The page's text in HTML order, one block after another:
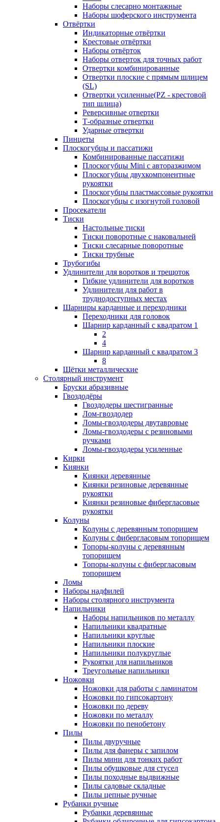
Наборы слесарно монтажные
Наборы шоферского инструмента
Отвёртки
Индикаторные отвёртки
Крестовые отвёртки
Наборы отвёрток
Наборы отверток для точных работ
Отвертки комбинированные
Отвертки плоские с прямым шлицем
(SL)
Отвертки усиленные(PZ - крестовой
тип шлица)
Реверсивные отвертки
Т-образные отвертки
Ударные отвертки
Пинцеты
Плоскогубцы и пассатижи
Комбинированные пассатижи
Плоскогубцы Mini с авторазжимом
Плоскогубцы двухкомпонентные
рукоятки
Плоскогубцы пластмассовые рукоятки
Плоскогубцы с изогнутой головой
Просекатели
Тиски
Настольные тиски
Тиски поворотные с наковальней
Тиски слесарные поворотные
Тиски трубные
Трубогибы
Удлинители для воротков и трещоток
Гибкие удлинители для воротков
Удлинители для работ в
труднодоступных местах
Шарниры карданные и переходники
Переходники для головок
Шарнир карданный с квадратом 1
2
4
Шарнир карданный с квадратом 3
8
Щётки металлические
Столярный инструмент
Бруски абразивные
Гвоздодёры
Гвоздодеры шестигранные
Лом-гвоздодер
Ломы-гвоздодеры двутавровые
Ломы-гвоздодеры с резиновыми
ручками
Ломы-гвоздодеры усиленные
Кирки
Киянки
Киянки деревянные
Киянки резиновые деревянные
рукоятки
Киянки резиновые фибергласовые
рукоятки
Колуны
Колуны с деревянным топорищем
Колуны с фибергласовым топорищем
Топоры-колуны с деревянным
топорищем
Топоры-колуны с фибергласовым
топорищем
Ломы
Наборы надфилей
Наборы столярного инструмента
Напильники
Наборы напильников по металлу
Напильники квадратные
Напильники круглые
Напильники плоские
Напильники полукруглые
Рукоятки для напильников
Треугольные напильники
Ножовки
Ножовки для работы с ламинатом
Ножовки по гипсокартону
Ножовки по дереву
Ножовки по металлу
Ножовки по пенобетону
Пилы
Пилы двуручные
Пилы для фанеры с запилом
Пилы мини для тонких работ
Пилы обушковые для стусел
Пилы походные выдвижные
Пилы садовые складные
Пилы цепные ручные
Рубанки ручные
Рубанки деревянные